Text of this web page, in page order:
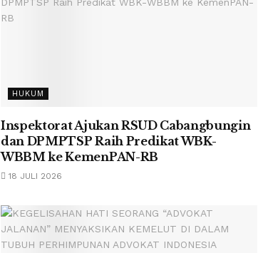
HUKUM
Inspektorat Ajukan RSUD Cabangbungin
dan DPMPTSP Raih Predikat WBK-
WBBM ke KemenPAN-RB
18 JULI 2026